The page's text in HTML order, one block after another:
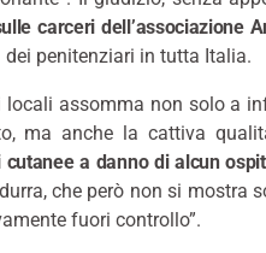
carceri dell’associazione
dei penitenziari in tutta Italia.
assomma non solo a
ma anche la cattiva
a danno di alcun
che però non si mostra
fuori controllo”.